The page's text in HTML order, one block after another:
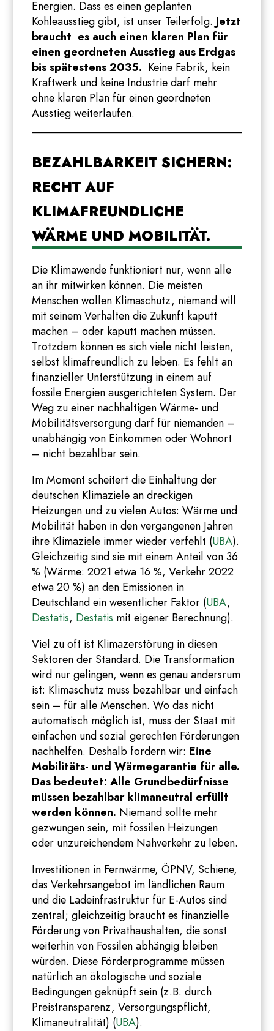
Energien. Dass es einen geplanten
Kohleausstieg gibt, ist unser Teilerfolg. Jetzt
braucht es auch einen klaren Plan für
einen geordneten Ausstieg aus Erdgas
bis spätestens 2035. Keine Fabrik, kein
Kraftwerk und keine Industrie darf mehr
ohne klaren Plan für einen geordneten
Ausstieg weiterlaufen.
BEZAHLBARKEIT SICHERN:
RECHT AUF
KLIMAFREUNDLICHE
WÄRME UND MOBILITÄT.
Die Klimawende funktioniert nur, wenn alle
an ihr mitwirken können. Die meisten
Menschen wollen Klimaschutz, niemand will
mit seinem Verhalten die Zukunft kaputt
machen – oder kaputt machen müssen.
Trotzdem können es sich viele nicht leisten,
selbst klimafreundlich zu leben. Es fehlt an
finanzieller Unterstützung in einem auf
fossile Energien ausgerichteten System. Der
Weg zu einer nachhaltigen Wärme- und
Mobilitätsversorgung darf für niemanden –
unabhängig von Einkommen oder Wohnort
– nicht bezahlbar sein.
Im Moment scheitert die Einhaltung der
deutschen Klimaziele an dreckigen
Heizungen und zu vielen Autos: Wärme und
Mobilität haben in den vergangenen Jahren
ihre Klimaziele immer wieder verfehlt (UBA).
Gleichzeitig sind sie mit einem Anteil von 36
% (Wärme: 2021 etwa 16 %, Verkehr 2022
etwa 20 %) an den Emissionen in
Deutschland ein wesentlicher Faktor (UBA,
Destatis, Destatis mit eigener Berechnung).
Viel zu oft ist Klimazerstörung in diesen
Sektoren der Standard. Die Transformation
wird nur gelingen, wenn es genau andersrum
ist: Klimaschutz muss bezahlbar und einfach
sein – für alle Menschen. Wo das nicht
automatisch möglich ist, muss der Staat mit
einfachen und sozial gerechten Förderungen
nachhelfen. Deshalb fordern wir: Eine
Mobilitäts- und Wärmegarantie für alle.
Das bedeutet: Alle Grundbedürfnisse
müssen bezahlbar klimaneutral erfüllt
werden können. Niemand sollte mehr
gezwungen sein, mit fossilen Heizungen
oder unzureichendem Nahverkehr zu leben.
Investitionen in Fernwärme, ÖPNV, Schiene,
das Verkehrsangebot im ländlichen Raum
und die Ladeinfrastruktur für E-Autos sind
zentral; gleichzeitig braucht es finanzielle
Förderung von Privathaushalten, die sonst
weiterhin von Fossilen abhängig bleiben
würden. Diese Förderprogramme müssen
natürlich an ökologische und soziale
Bedingungen geknüpft sein (z.B. durch
Preistransparenz, Versorgungspflicht,
Klimaneutralität) (UBA).